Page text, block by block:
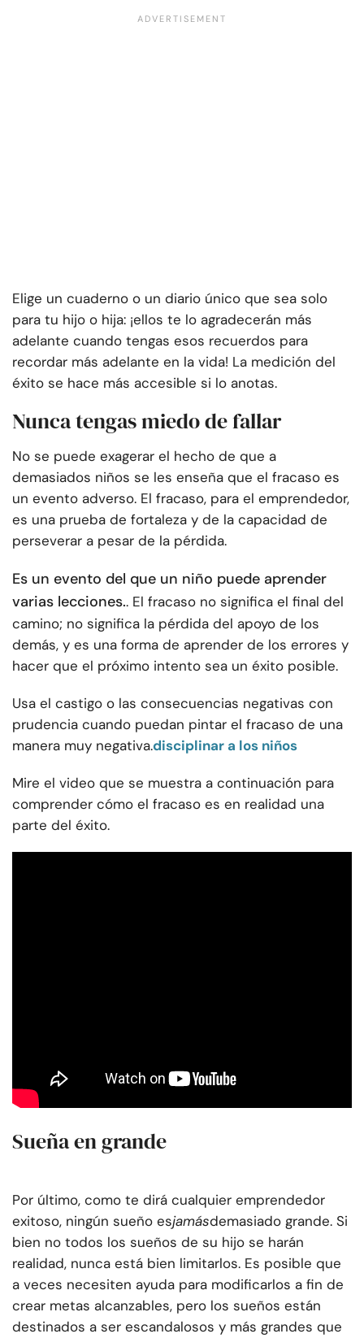
Elige un cuaderno o un diario único que sea solo
para tu hijo o hija: ¡ellos te lo agradecerán más
adelante cuando tengas esos recuerdos para
recordar más adelante en la vida! La medición del
éxito se hace más accesible si lo anotas.
Nunca tengas miedo de fallar
No se puede exagerar el hecho de que a
demasiados niños se les enseña que el fracaso es
un evento adverso. El fracaso, para el emprendedor,
es una prueba de fortaleza y de la capacidad de
perseverar a pesar de la pérdida.
Es un evento del que un niño puede aprender
varias lecciones.. El fracaso no significa el final del
camino; no significa la pérdida del apoyo de los
demás, y es una forma de aprender de los errores y
hacer que el próximo intento sea un éxito posible.
Usa el castigo o las consecuencias negativas con
prudencia cuando puedan pintar el fracaso de una
manera muy negativa.disciplinar a los niños
Mire el video que se muestra a continuación para
comprender cómo el fracaso es en realidad una
parte del éxito.
Sueña en grande
Por último, como te dirá cualquier emprendedor
exitoso, ningún sueño esjamásdemasiado grande. Si
bien no todos los sueños de su hijo se harán
realidad, nunca está bien limitarlos. Es posible que
a veces necesiten ayuda para modificarlos a fin de
crear metas alcanzables, pero los sueños están
destinados a ser escandalosos y más grandes que